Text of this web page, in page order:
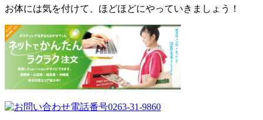
お体には気を付けて、ほどほどにやっていきましょう！